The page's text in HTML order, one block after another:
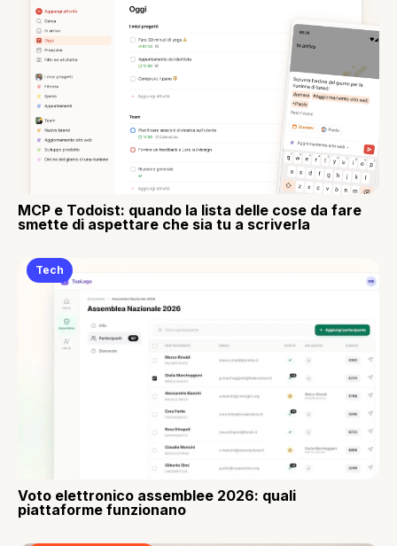
MCP e Todoist: quando la lista delle cose da fare
smette di aspettare che sia tu a scriverla
Tech
Voto elettronico assemblee 2026: quali
piattaforme funzionano